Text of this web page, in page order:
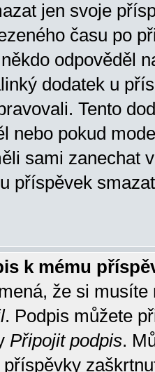
jen svoje
času po
odpověděl
dodatek u
Tento
nebo pokud
sami zanechat
příspěvek
k mému
že si
. Podpis můžete
Připojit podpis.